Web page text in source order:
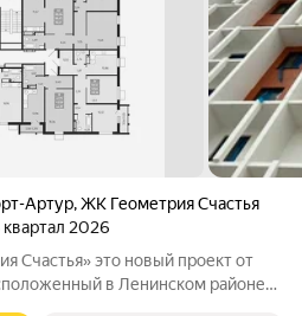
Артур,ЖК Геометрия Счастья
квартал 2026
новый проект от
в Ленинском районе